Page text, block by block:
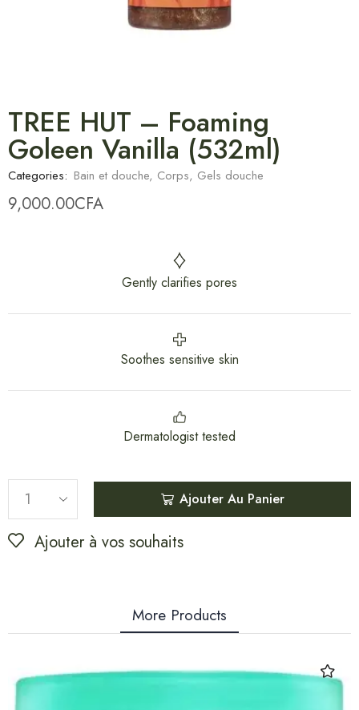
TREE HUT – Foaming
Goleen Vanilla (532ml)
Categories: Bain et douche, Corps, Gels douche
9,000.00CFA
Gently clarifies pores
Soothes sensitive skin
Dermatologist tested
Ajouter Au Panier
Ajouter à vos souhaits
More Products